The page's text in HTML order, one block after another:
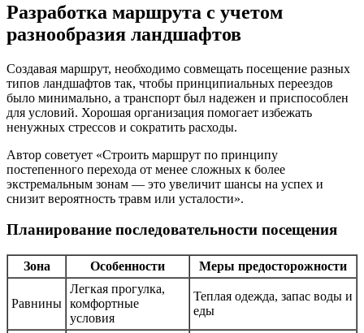
Разработка маршрута с учетом
разнообразия ландшафтов
Создавая маршрут, необходимо совмещать посещение разных
типов ландшафтов так, чтобы принципиальных переездов
было минимально, а транспорт был надежен и приспособлен
для условий. Хорошая организация помогает избежать
ненужных стрессов и сократить расходы.
Автор советует «Строить маршрут по принципу
постепенного перехода от менее сложных к более
экстремальным зонам — это увеличит шансы на успех и
снизит вероятность травм или усталости».
Планирование последовательности посещения
Зона Особенности Меры предосторожности
Равнины
Легкая прогулка,
комфортные
условия
Теплая одежда, запас воды и
еды